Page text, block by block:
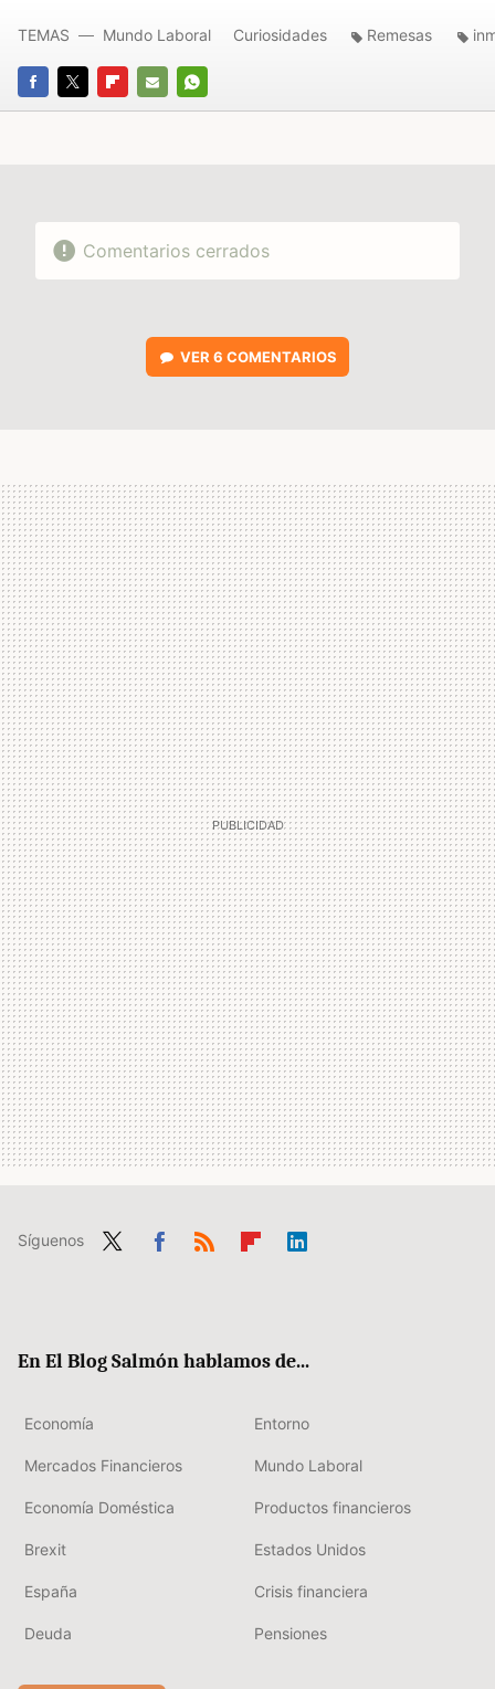
FACEBOOK
TWITTERFLIPBOARD
E-
WHATSAPP
TEMAS Mundo Laboral Curiosidades Remesas
Comentarios cerrados
VER 6 COMENTARIOS
Síguenos
En El Blog Salmón hablamos de...
Economía Entorno
Mercados Financieros Mundo Laboral
Economía Doméstica Productos financieros
Brexit Estados Unidos
España Crisis financiera
Deuda Pensiones